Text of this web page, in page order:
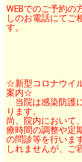
WEBでのご予約の
しのお電話にてご
す。
☆新型コロナウイ
案内☆
当院は感染防護
ります。
尚、院内において
療時間の調整や定
の問診等を行いま
しれませんが、ご